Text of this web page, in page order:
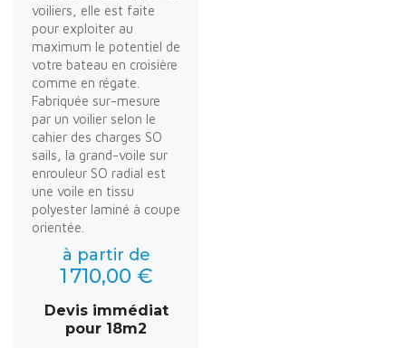
voiliers, elle est faite
pour exploiter au
maximum le potentiel de
votre bateau en croisière
comme en régate.
Fabriquée sur-mesure
par un voilier selon le
cahier des charges SO
sails, la grand-voile sur
enrouleur SO radial est
une voile en tissu
polyester laminé à coupe
orientée.
à partir de
1 710,00 €
Devis immédiat
pour 18m2